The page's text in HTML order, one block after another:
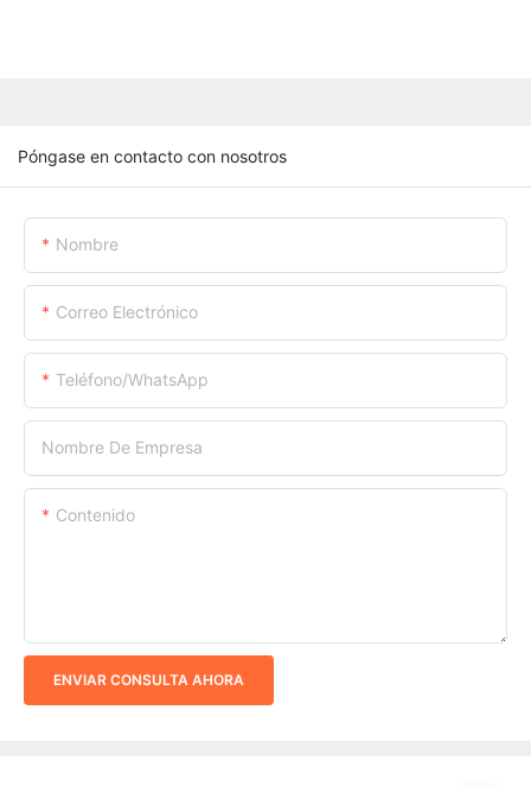
Póngase en contacto con nosotros
Nombre
Correo Electrónico
Teléfono/WhatsApp
Nombre De Empresa
Contenido
ENVIAR CONSULTA AHORA